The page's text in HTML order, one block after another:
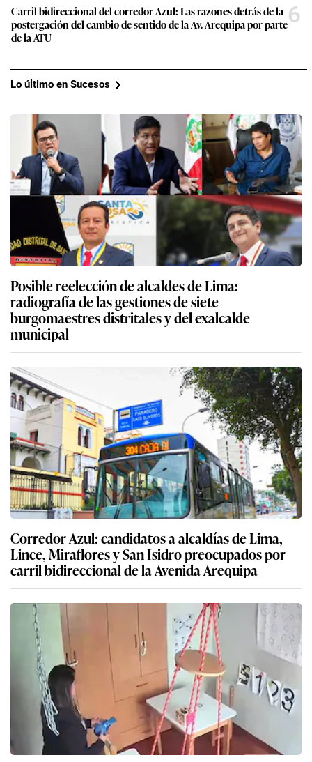
Carril bidireccional del corredor Azul: Las razones detrás de la
postergación del cambio de sentido de la Av. Arequipa por parte
de la ATU
6
Lo último en Sucesos
Posible reelección de alcaldes de Lima:
radiografía de las gestiones de siete
burgomaestres distritales y del exalcalde
municipal
Corredor Azul: candidatos a alcaldías de Lima,
Lince, Miraflores y San Isidro preocupados por
carril bidireccional de la Avenida Arequipa